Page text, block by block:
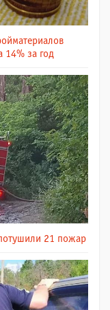
14% за год
21 пожар